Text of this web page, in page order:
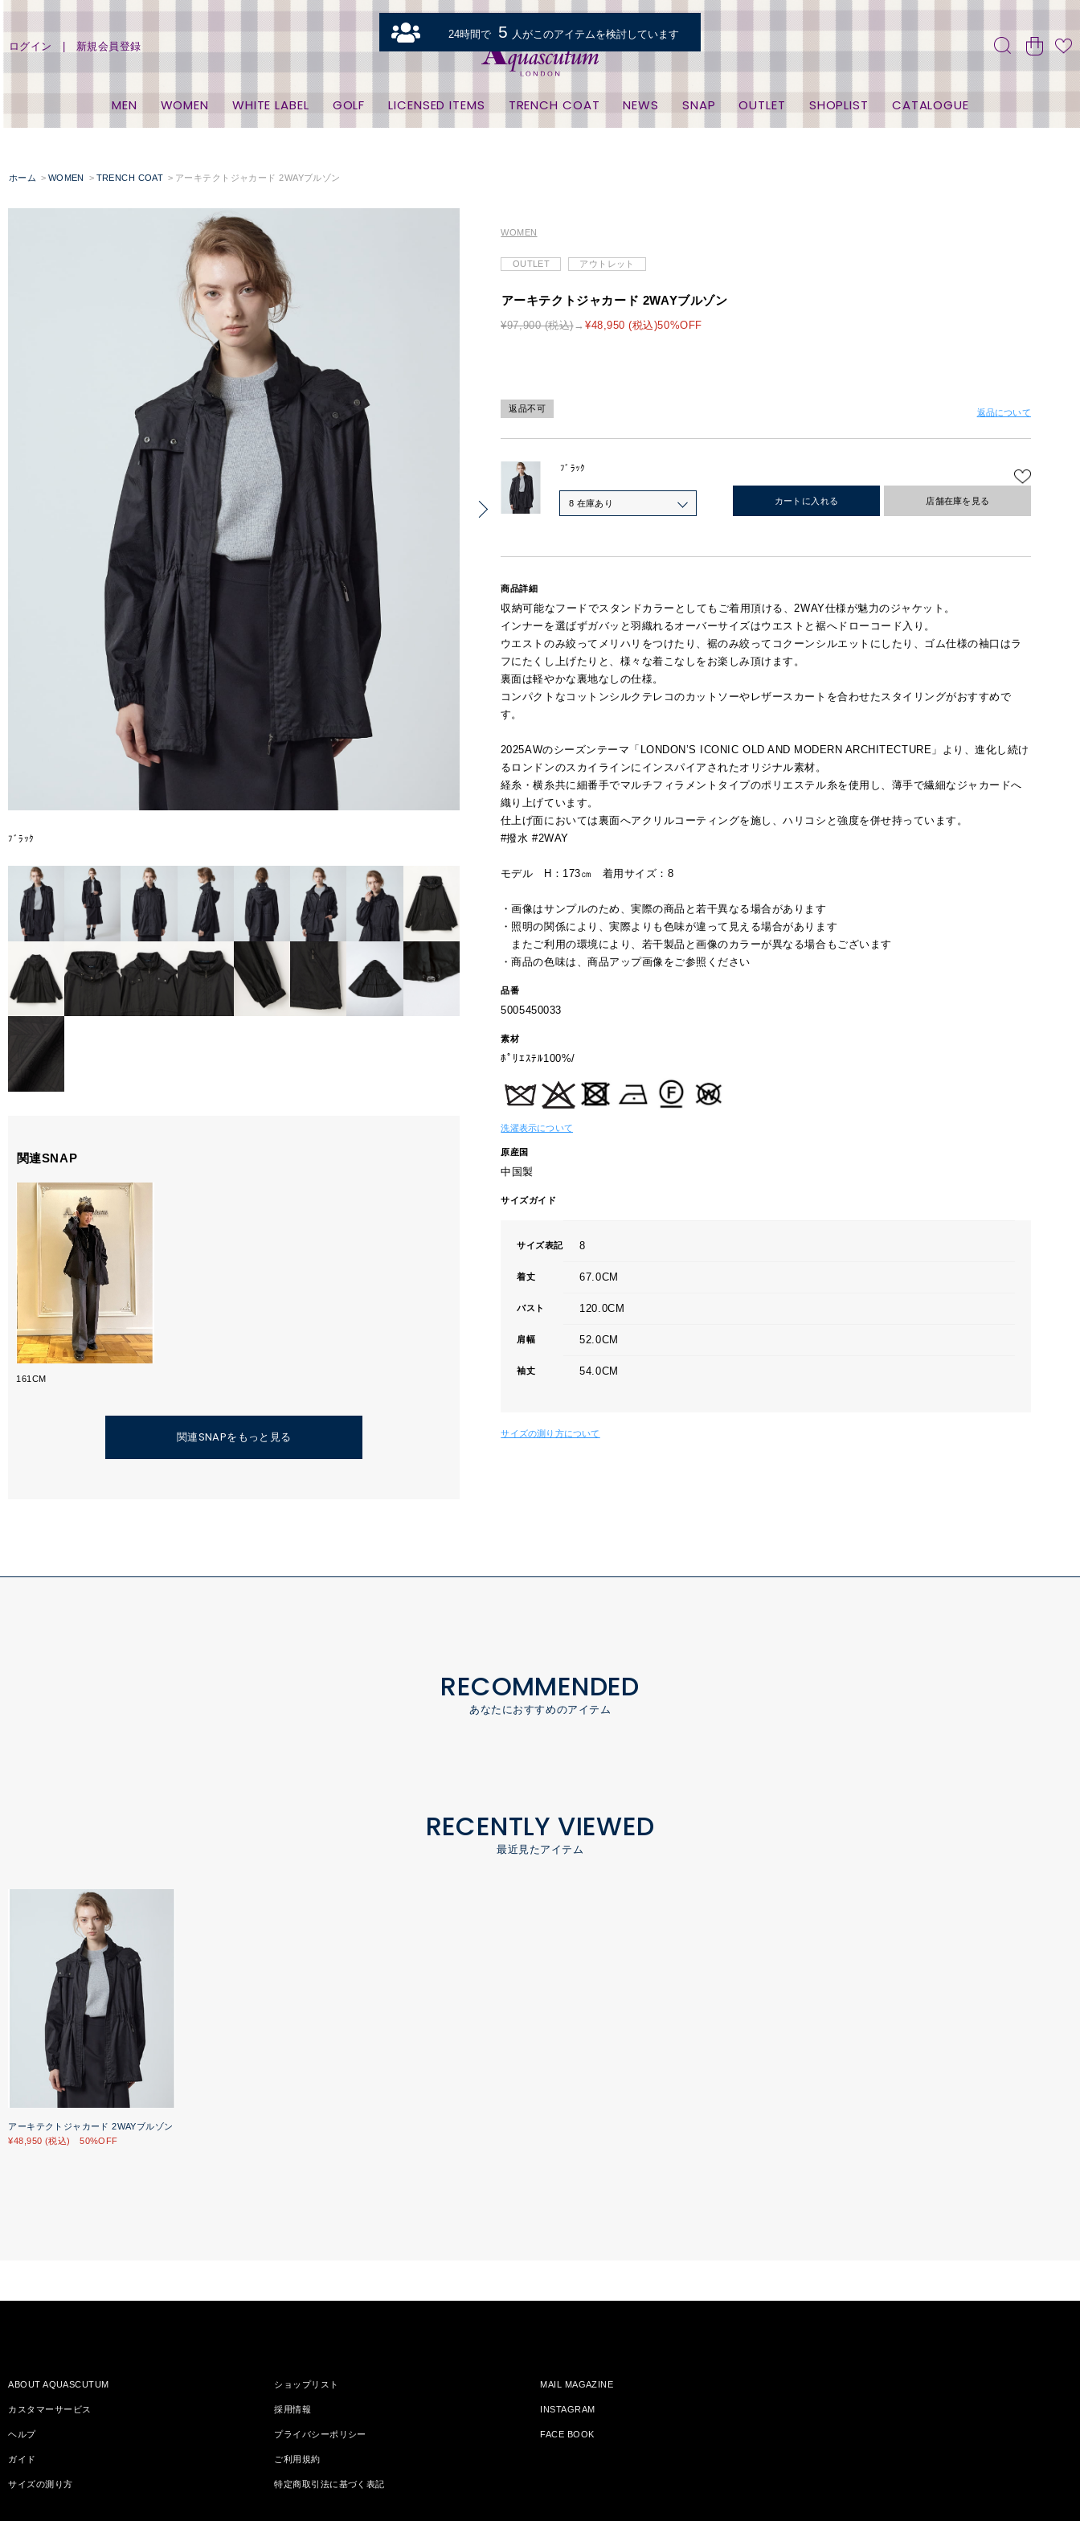
ログイン 新規会員登録
MEN WOMEN WHITE LABEL GOLF LICENSED ITEMS TRENCH COAT NEWS SNAP OUTLET SHOPLIST CATALOGUE
ホーム WOMEN TRENCH COAT アーキテクトジャカード 2WAYブルゾン
ﾌﾞﾗｯｸ
関連SNAP
161CM
関連SNAPをもっと見る
WOMEN
OUTLET アウトレット
アーキテクトジャカード 2WAYブルゾン
¥97,900 (税込) ¥48,950 (税込)50%OFF
返品不可 返品について
ﾌﾞﾗｯｸ
8 在庫あり カートに入れる 店舗在庫を見る
商品詳細
収納可能なフードでスタンドカラーとしてもご着用頂ける、2WAY仕様が魅力のジャケット。
インナーを選ばずガバッと羽織れるオーバーサイズはウエストと裾へドローコード入り。
ウエストのみ絞ってメリハリをつけたり、裾のみ絞ってコクーンシルエットにしたり、ゴム仕様の袖口はラ
フにたくし上げたりと、様々な着こなしをお楽しみ頂けます。
裏面は軽やかな裏地なしの仕様。
コンパクトなコットンシルクテレコのカットソーやレザースカートを合わせたスタイリングがおすすめで
す。
2025AWのシーズンテーマ「LONDON’S ICONIC OLD AND MODERN ARCHITECTURE」より、進化し続け
るロンドンのスカイラインにインスパイアされたオリジナル素材。
経糸・横糸共に細番手でマルチフィラメントタイプのポリエステル糸を使用し、薄手で繊細なジャカードへ
織り上げています。
仕上げ面においては裏面へアクリルコーティングを施し、ハリコシと強度を併せ持っています。
#撥水 #2WAY
モデル H：173㎝ 着用サイズ：8
・画像はサンプルのため、実際の商品と若干異なる場合があります
・照明の関係により、実際よりも色味が違って見える場合があります
またご利用の環境により、若干製品と画像のカラーが異なる場合もございます
・商品の色味は、商品アップ画像をご参照ください
品番
5005450033
素材
ﾎﾟﾘｴｽﾃﾙ100%/
洗濯表示について
原産国
中国製
サイズガイド
サイズ表記 8
着丈 67.0CM
バスト 120.0CM
肩幅 52.0CM
袖丈 54.0CM
サイズの測り方について
RECOMMENDED
あなたにおすすめのアイテム
RECENTLY VIEWED
最近見たアイテム
アーキテクトジャカード 2WAYブルゾン
¥48,950 (税込) 50%OFF
ABOUT AQUASCUTUM
カスタマーサービス
ヘルプ
ガイド
サイズの測り方
ショップリスト
採用情報
プライバシーポリシー
ご利用規約
特定商取引法に基づく表記
MAIL MAGAZINE
INSTAGRAM
FACE BOOK
24時間で 5 人がこのアイテムを検討しています